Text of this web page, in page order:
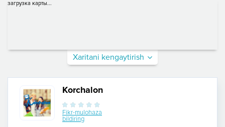
загрузка карты...
Xaritani kengaytirish
Korchalon
Fikr-mulohaza
bildiring